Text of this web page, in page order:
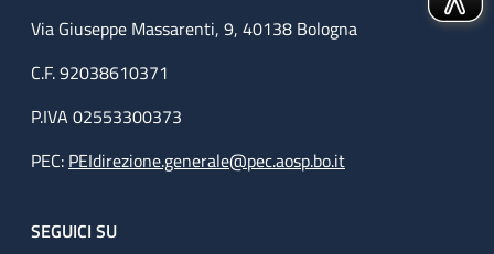
Via Giuseppe Massarenti, 9, 40138 Bologna
C.F. 92038610371
P.IVA 02553300373
PEC: PEIdirezione.generale@pec.aosp.bo.it
SEGUICI SU